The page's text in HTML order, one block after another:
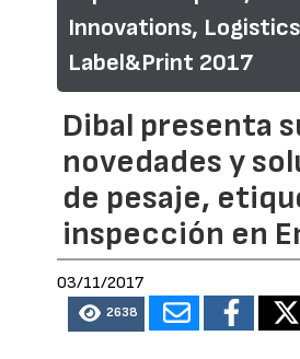
Innovations,
Label&Print 2017
Dibal presenta
novedades y
de pesaje,
inspección en
03/11/2017
2638